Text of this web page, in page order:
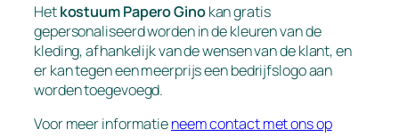
Hetkostuum Papero Ginokan gratis
gepersonaliseerd worden in de kleuren van de
kleding, afhankelijk van de wensen van de klant, en
er kan tegen een meerprijs een bedrijfslogo aan
worden toegevoegd.
Voor meer informatieneem contact met ons op